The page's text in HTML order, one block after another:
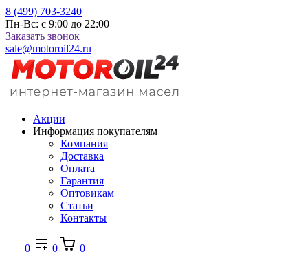
8 (499) 703-3240
Пн-Вс: с 9:00 до 22:00
Заказать звонок
sale@motoroil24.ru
Акции
Информация покупателям
Компания
Доставка
Оплата
Гарантия
Оптовикам
Статьи
Контакты
0 0
0